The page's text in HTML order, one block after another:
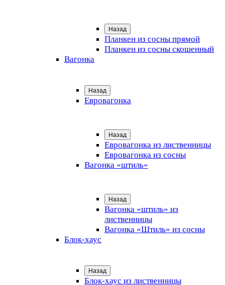
Назад
Планкен из сосны прямой
Планкен из сосны скошенный
Вагонка
Назад
Евровагонка
Назад
Евровагонка из лиственницы
Евровагонка из сосны
Вагонка «штиль»
Назад
Вагонка «штиль» из
лиственницы
Вагонка «Штиль» из сосны
Блок-хаус
Назад
Блок-хаус из лиственницы